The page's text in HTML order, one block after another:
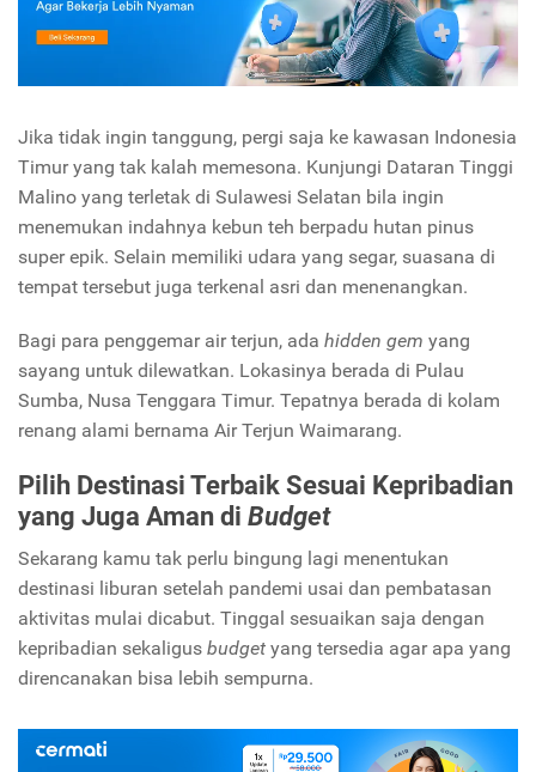
Jika tidak ingin tanggung, pergi saja ke kawasan Indonesia
Timur yang tak kalah memesona. Kunjungi Dataran Tinggi
Malino yang terletak di Sulawesi Selatan bila ingin
menemukan indahnya kebun teh berpadu hutan pinus
super epik. Selain memiliki udara yang segar, suasana di
tempat tersebut juga terkenal asri dan menenangkan.
Bagi para penggemar air terjun, ada hidden gem yang
sayang untuk dilewatkan. Lokasinya berada di Pulau
Sumba, Nusa Tenggara Timur. Tepatnya berada di kolam
renang alami bernama Air Terjun Waimarang.
Pilih Destinasi Terbaik Sesuai Kepribadian
yang Juga Aman di Budget
Sekarang kamu tak perlu bingung lagi menentukan
destinasi liburan setelah pandemi usai dan pembatasan
aktivitas mulai dicabut. Tinggal sesuaikan saja dengan
kepribadian sekaligus budget yang tersedia agar apa yang
direncanakan bisa lebih sempurna.